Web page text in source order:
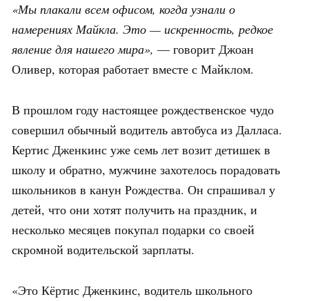
«Мы плакали всем офисом, когда узнали о
намерениях Майкла. Это — искренность, редкое
явление для нашего мира», — говорит Джоан
Оливер, которая работает вместе с Майклом.
В прошлом году настоящее рождественское чудо
совершил обычный водитель автобуса из Далласа.
Кертис Дженкинс уже семь лет возит детишек в
школу и обратно, мужчине захотелось порадовать
школьников в канун Рождества. Он спрашивал у
детей, что они хотят получить на праздник, и
несколько месяцев покупал подарки со своей
скромной водительской зарплаты.
«Это Кёртис Дженкинс, водитель школьного